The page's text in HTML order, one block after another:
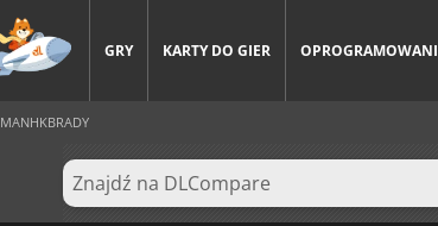
GRY KARTY DO GIER
MANHKBRADY